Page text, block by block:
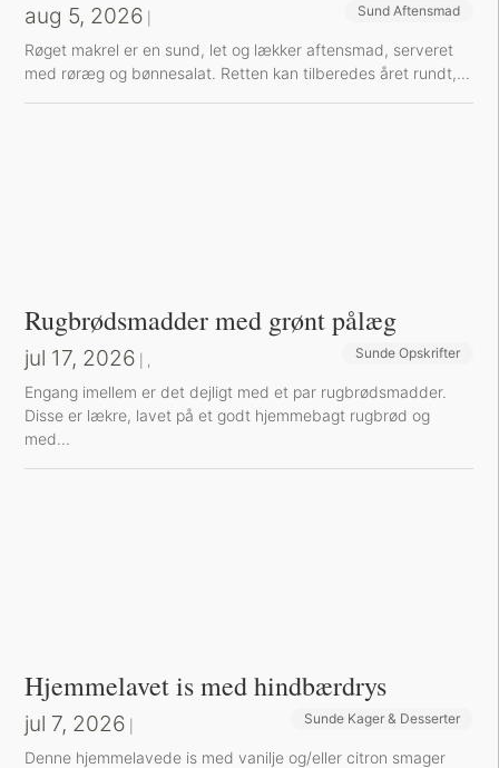
aug 5, 2026 Sund Aftensmad
Røget makrel er en sund, let og lækker aftensmad, serveret
med røræg og bønnesalat. Retten kan tilberedes året rundt,...
Rugbrødsmadder med grønt pålæg
jul 17, 2026 Sund Aftensmad
Sunde Opskrifter
Engang imellem er det dejligt med et par rugbrødsmadder.
Disse er lækre, lavet på et godt hjemmebagt rugbrød og
med...
Hjemmelavet is med hindbærdrys
jul 7, 2026 Sunde Kager & Desserter
Denne hjemmelavede is med vanilje og/eller citron smager